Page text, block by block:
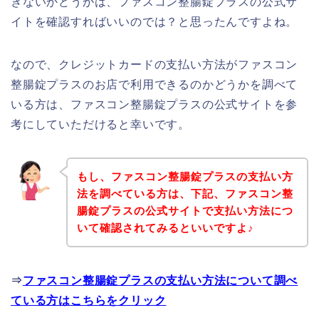
イトを確認すればいいのでは？と思ったんですよね。
なので、クレジットカードの支払い方法がファスコン
整腸錠プラスのお店で利用できるのかどうかを調べて
いる方は、ファスコン整腸錠プラスの公式サイトを参
考にしていただけると幸いです。
もし、ファスコン整腸錠プラスの支払い方
法を調べている方は、下記、ファスコン整
腸錠プラスの公式サイトで支払い方法につ
いて確認されてみるといいですよ♪
⇒ファスコン整腸錠プラスの支払い方法について調べ
ている方はこちらをクリック